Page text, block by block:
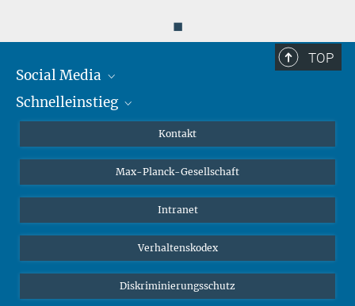
◼
TOP
Social Media
Mastodon
Schnelleinstieg
Studierende
Schüler*innen
Öffentlichkeit
Alumnae | Alumni
Kontakt
Max-Planck-Gesellschaft
Intranet
Verhaltenskodex
Diskriminierungsschutz